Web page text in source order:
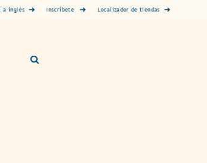
a inglés Inscríbete Localizador de tiendas